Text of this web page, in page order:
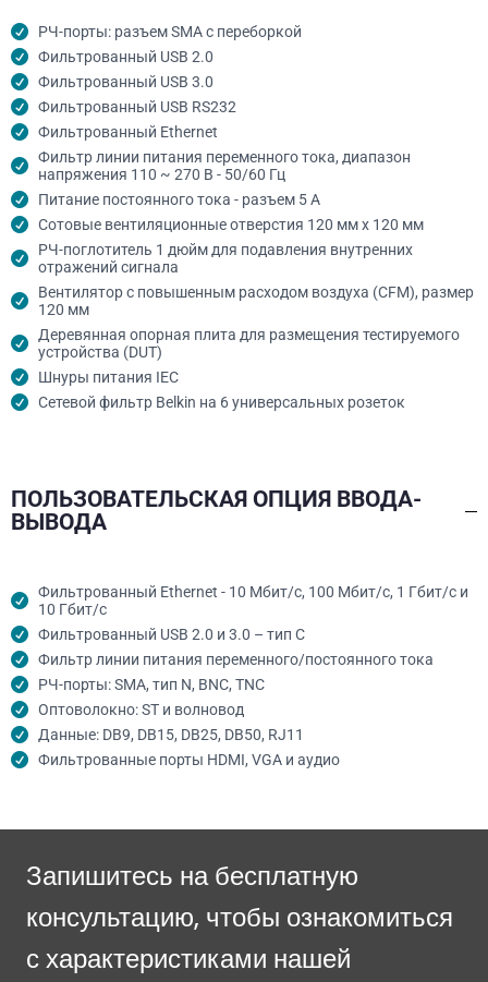
РЧ-порты: разъем SMA с переборкой
Фильтрованный USB 2.0
Фильтрованный USB 3.0
Фильтрованный USB RS232
Фильтрованный Ethernet
Фильтр линии питания переменного тока, диапазон
напряжения 110 ~ 270 В - 50/60 Гц
Питание постоянного тока - разъем 5 А
Сотовые вентиляционные отверстия 120 мм x 120 мм
РЧ-поглотитель 1 дюйм для подавления внутренних
отражений сигнала
Вентилятор с повышенным расходом воздуха (CFM), размер
120 мм
Деревянная опорная плита для размещения тестируемого
устройства (DUT)
Шнуры питания IEC
Сетевой фильтр Belkin на 6 универсальных розеток
ПОЛЬЗОВАТЕЛЬСКАЯ ОПЦИЯ ВВОДА-
ВЫВОДА
Фильтрованный Ethernet - 10 Мбит/с, 100 Мбит/с, 1 Гбит/с и
10 Гбит/с
Фильтрованный USB 2.0 и 3.0 – тип C
Фильтр линии питания переменного/постоянного тока
РЧ-порты: SMA, тип N, BNC, TNC
Оптоволокно: ST и волновод
Данные: DB9, DB15, DB25, DB50, RJ11
Фильтрованные порты HDMI, VGA и аудио
Запишитесь на бесплатную
консультацию, чтобы ознакомиться
с характеристиками нашей